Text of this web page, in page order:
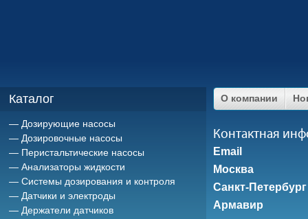
Каталог
Дозирующие насосы
Дозировочные насосы
Перистальтические насосы
Анализаторы жидкости
Системы дозирования и контроля
Датчики и электроды
Держатели датчиков
О компании
Контактная
Email
Москва
Санкт-Петербург
Армавир